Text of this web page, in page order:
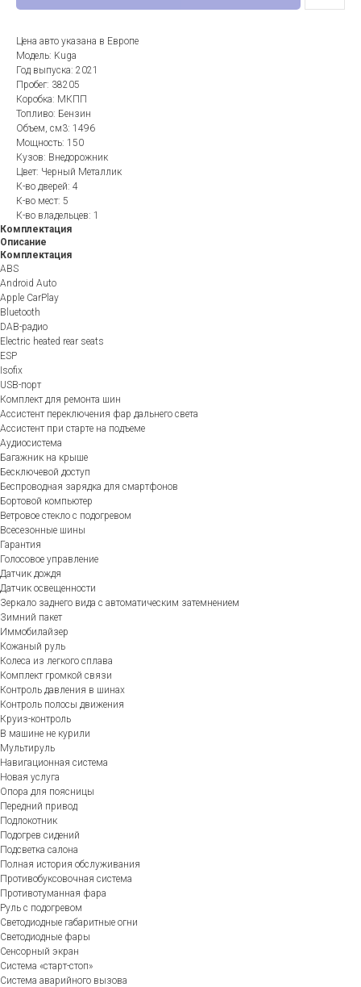
Цена авто указана в Европе
Модель: Kuga
Год выпуска: 2021
Пробег: 38205
Коробка: МКПП
Топливо: Бензин
Объем, см3: 1496
Мощность: 150
Кузов: Внедорожник
Цвет: Черный Металлик
К-во дверей: 4
К-во мест: 5
К-во владельцев: 1
Комплектация
Описание
Комплектация
ABS
Android Auto
Apple CarPlay
Bluetooth
DAB-радио
Electric heated rear seats
ESP
Isofix
USB-порт
Комплект для ремонта шин
Ассистент переключения фар дальнего света
Ассистент при старте на подъеме
Аудиосистема
Багажник на крыше
Бесключевой доступ
Беспроводная зарядка для смартфонов
Бортовой компьютер
Ветровое стекло с подогревом
Всесезонные шины
Гарантия
Голосовое управление
Датчик дождя
Датчик освещенности
Зеркало заднего вида с автоматическим затемнением
Зимний пакет
Иммобилайзер
Кожаный руль
Колеса из легкого сплава
Комплект громкой связи
Контроль давления в шинах
Контроль полосы движения
Круиз-контроль
В машине не курили
Мультируль
Навигационная система
Новая услуга
Опора для поясницы
Передний привод
Подлокотник
Подогрев сидений
Подсветка салона
Полная история обслуживания
Противобуксовочная система
Противотуманная фара
Руль с подогревом
Светодиодные габаритные огни
Светодиодные фары
Сенсорный экран
Система «старт-стоп»
Система аварийного вызова